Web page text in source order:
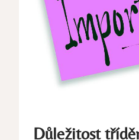
Důležitost